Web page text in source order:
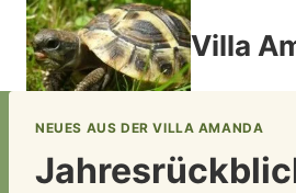
Zum
Inhalt
springen
Villa
NEUES AUS DER VILLA AMANDA